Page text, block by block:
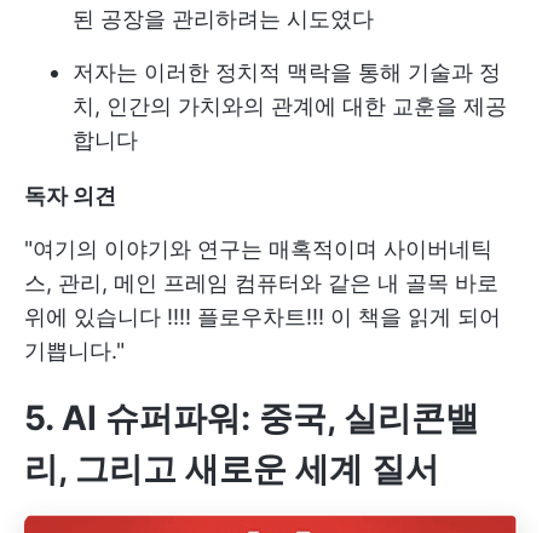
된 공장을 관리하려는 시도였다
저자는 이러한 정치적 맥락을 통해 기술과 정
치, 인간의 가치와의 관계에 대한 교훈을 제공
합니다
독자 의견
"여기의 이야기와 연구는 매혹적이며 사이버네틱
스, 관리, 메인 프레임 컴퓨터와 같은 내 골목 바로
위에 있습니다 !!!! 플로우차트!!! 이 책을 읽게 되어
기쁩니다."
5. AI 슈퍼파워: 중국, 실리콘밸
리, 그리고 새로운 세계 질서